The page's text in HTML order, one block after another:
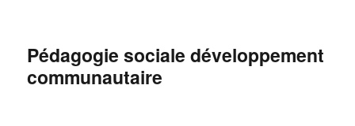
Pédagogie sociale développement
communautaire